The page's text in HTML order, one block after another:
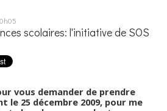
scolaires: l'initiative de SOS
vous demander de prendre
le 25 décembre 2009, pour me